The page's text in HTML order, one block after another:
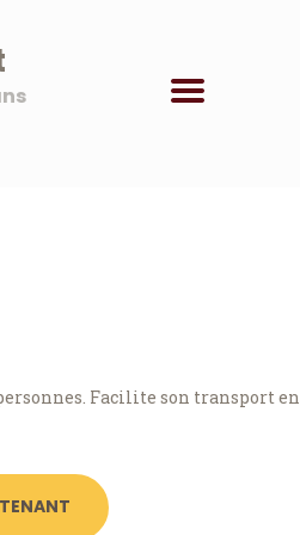
Facilite son transport en